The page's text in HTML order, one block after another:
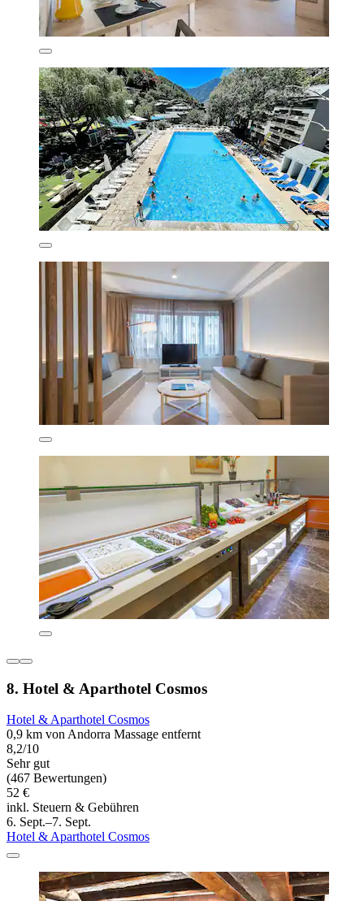
8. Hotel & Aparthotel Cosmos
Hotel & Aparthotel Cosmos
0,9 km von Andorra Massage entfernt
8,2/10
Sehr gut
(467 Bewertungen)
52 €
inkl. Steuern & Gebühren
6. Sept.–7. Sept.
Hotel & Aparthotel Cosmos